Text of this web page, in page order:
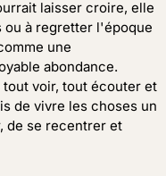
laisser croire, elle
ou à regretter l'époque
une
abondance.
voir, tout écouter et
de vivre les choses un
de se recentrer et